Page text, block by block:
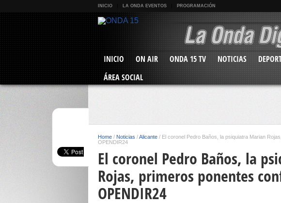
INICIO LA ONDA EVENTOS PROGRAMACIÓN
INICIO ON AIR ONDA 15 TV NOTICIAS
ÁREA SOCIAL
Home / Noticias /Alicante / El coronel Pedro Baños, la psiquiatra Marian
OPENDIR24
El coronel Pedro Baños, la
Rojas, primeros ponentes
OPENDIR24